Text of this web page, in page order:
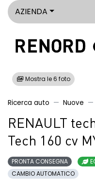
AZIENDA
Mostra le 6 foto
Ricerca auto Nuove
RENAULT
Tech 160 cv
PRONTA CONSEGNA
CAMBIO AUTOMATICO